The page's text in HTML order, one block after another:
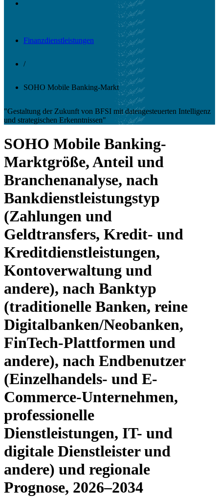
Finanzdienstleistungen
/
SOHO Mobile Banking-Markt
"Gestaltung der Zukunft von BFSI mit datengesteuerten Intelligenz
und strategischen Erkenntnissen"
SOHO Mobile Banking-
Marktgröße, Anteil und
Branchenanalyse, nach
Bankdienstleistungstyp
(Zahlungen und
Geldtransfers, Kredit- und
Kreditdienstleistungen,
Kontoverwaltung und
andere), nach Banktyp
(traditionelle Banken, reine
Digitalbanken/Neobanken,
FinTech-Plattformen und
andere), nach Endbenutzer
(Einzelhandels- und E-
Commerce-Unternehmen,
professionelle
Dienstleistungen, IT- und
digitale Dienstleister und
andere) und regionale
Prognose, 2026–2034